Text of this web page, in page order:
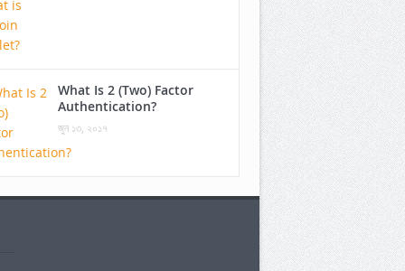
What Is 2 (Two) Factor
Authentication?
জুন ১৩, ২০১৭